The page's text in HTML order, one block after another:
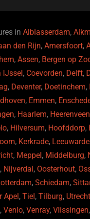
inAlblasserdam,
den Rijn,Amersfoort,
,Assen, Bergen op
IJssel, Coevorden, Delft,
, Deventer, Doetinchem,
, Emmen,
, Haarlem, Heerenveen
, Hilversum, Hoofddorp,
, Kerkrade,
, Meppel, Middelburg,
, Nijverdal, Oosterhout,
, Schiedam,
Apel,Tiel,Tilburg, Utrecht
,Venlo,Venray,Vlissingen